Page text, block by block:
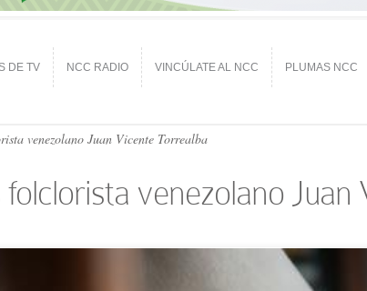
DE TV NCC RADIO VINCÚLATE AL NCC PLUMAS NCC
venezolano Juan Vicente Torrealba
venezolano Juan